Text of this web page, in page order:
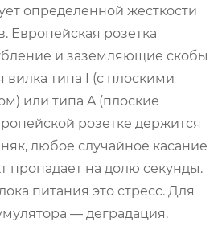
определенной жесткости
Европейская розетка
и заземляющие скобы
вилка типа I (с плоскими
или типа A (плоские
розетке держится
любое случайное касание
пропадает на долю секунды.
питания это стресс. Для
— деградация.